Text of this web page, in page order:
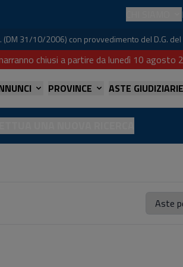
(DM 31/10/2006) con provvedimento del D.G.
chiusi a partire da lunedì 10
PROVINCE ASTE GIUDIZIARIE